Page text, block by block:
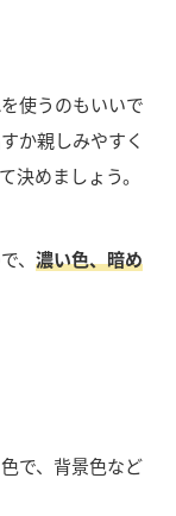
使うのもいいで
か親しみやすく
決めましょう。
、 濃い色、暗め
で、 背景色など